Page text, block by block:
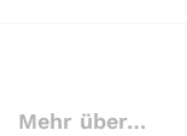
Mehr über…